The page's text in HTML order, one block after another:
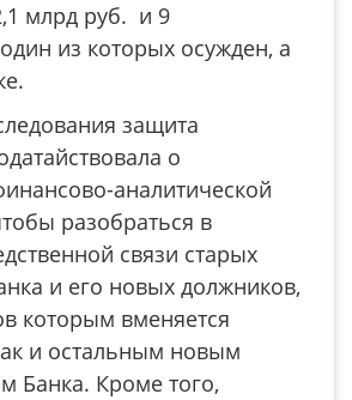
млрд руб. и 9
из которых осужден, а
защита
о
аналитической
разобраться в
связи старых
и его новых должников,
которым вменяется
и остальным новым
Банка. Кроме того,